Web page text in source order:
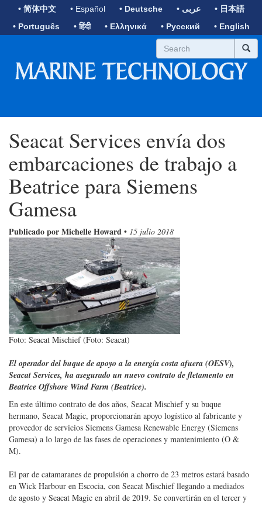
• 简体中文 • Español • Deutsche • عربى
• 日本語
• Português
• हिंदी • Ελληνικά • Русский • English
Seacat Services envía dos
embarcaciones de trabajo a
Beatrice para Siemens
Gamesa
Publicado por Michelle Howard • 15 julio 2018
Foto: Seacat Mischief (Foto: Seacat)
El operador del buque de apoyo a la energía costa afuera (OESV),
Seacat Services, ha asegurado un nuevo contrato de fletamento en
Beatrice Offshore Wind Farm (Beatrice).
En este último contrato de dos años, Seacat Mischief y su buque
hermano, Seacat Magic, proporcionarán apoyo logístico al fabricante y
proveedor de servicios Siemens Gamesa Renewable Energy (Siemens
Gamesa) a lo largo de las fases de operaciones y mantenimiento (O &
M).
El par de catamaranes de propulsión a chorro de 23 metros estará basado
en Wick Harbour en Escocia, con Seacat Mischief llegando a mediados
de agosto y Seacat Magic en abril de 2019. Se convertirán en el tercer y